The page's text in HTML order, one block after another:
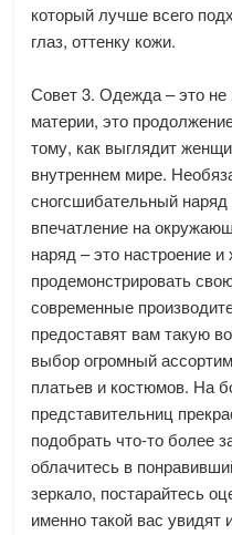
который лучше всего
глаз, оттенку кожи.
Совет 3. Одежда – это не
материи, это
тому, как выглядит
внутреннем мире.
сногсшибательный наряд
впечатление на
наряд – это настроение
продемонстрировать
современные
предоставят вам такую
выбор огромный
платьев и костюмов. На
представительниц
подобрать что-то более
облачитесь в
зеркало, постарайтесь
именно такой вас